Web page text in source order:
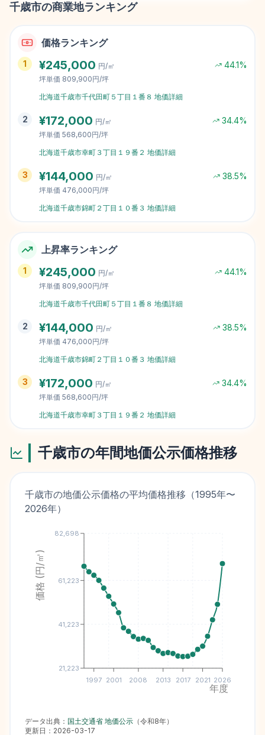
千歳市の商業地ランキング
価格ランキング
1 ¥245,000 円/㎡ 44.1%
坪単価 809,900円/坪
北海道千歳市千代田町５丁目１番８ 地価詳細
2 ¥172,000 円/㎡ 34.4%
坪単価 568,600円/坪
北海道千歳市幸町３丁目１９番２ 地価詳細
3 ¥144,000 円/㎡ 38.5%
坪単価 476,000円/坪
北海道千歳市錦町２丁目１０番３ 地価詳細
上昇率ランキング
1 ¥245,000 円/㎡ 44.1%
坪単価 809,900円/坪
北海道千歳市千代田町５丁目１番８ 地価詳細
2 ¥144,000 円/㎡ 38.5%
坪単価 476,000円/坪
北海道千歳市錦町２丁目１０番３ 地価詳細
3 ¥172,000 円/㎡ 34.4%
坪単価 568,600円/坪
北海道千歳市幸町３丁目１９番２ 地価詳細
千歳市の年間地価公示価格推移
千歳市の地価公示価格の平均価格推移（1995年〜
2026年）
1997 2001 2008 2013 2017 2021 2026
年度
21,223
41,223
61,223
82,698
価格 (円/㎡)
データ出典： 国土交通省 地価公示 （令和8年）
更新日： 2026-03-17